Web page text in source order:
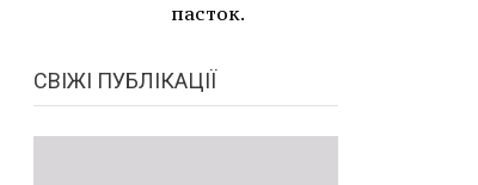
пасток.
СВІЖІ ПУБЛІКАЦІЇ